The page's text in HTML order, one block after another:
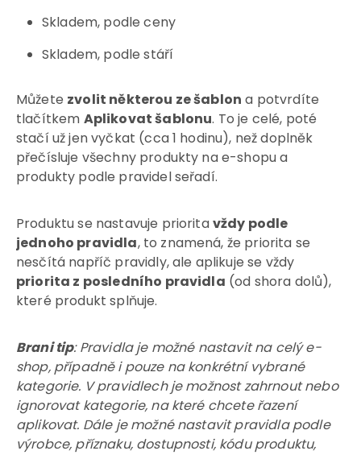
Skladem, podle ceny
Skladem, podle stáří
Můžete zvolit některou ze šablon a potvrdíte
tlačítkem Aplikovat šablonu. To je celé, poté
stačí už jen vyčkat (cca 1 hodinu), než doplněk
přečísluje všechny produkty na e-shopu a
produkty podle pravidel seřadí.
Produktu se nastavuje prioritavždy podle
jednoho pravidla, to znamená, že priorita se
nesčítá napříč pravidly, ale aplikuje se vždy
priorita z posledního pravidla (od shora dolů),
které produkt splňuje.
Brani tip: Pravidla je možné nastavit na celý e-
shop, případně i pouze na konkrétní vybrané
kategorie. V pravidlech je možnost zahrnout nebo
ignorovat kategorie, na které chcete řazení
aplikovat. Dále je možné nastavit pravidla podle
výrobce, příznaku, dostupnosti, kódu produktu,